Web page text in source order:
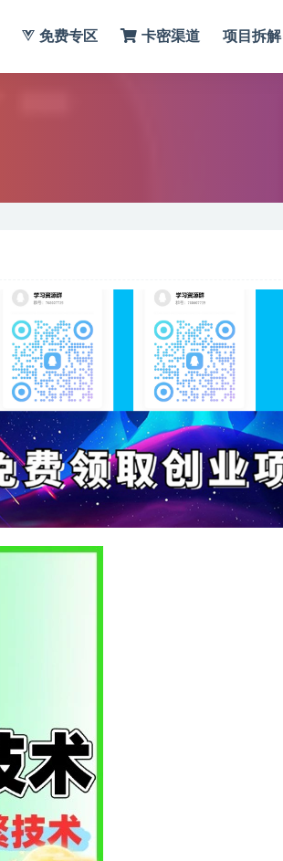
免费专区 卡密渠道 项目拆解